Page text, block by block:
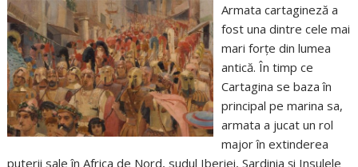
Armata cartagineză a
fost una dintre cele mai
mari forțe din lumea
antică. În timp ce
Cartagina se baza în
principal pe marina sa,
armata a jucat un rol
major în extinderea
puterii sale în Africa de Nord, sudul Iberiei, Sardinia și Insulele